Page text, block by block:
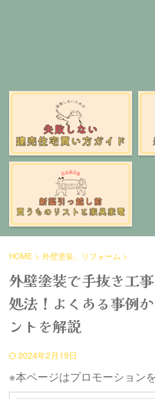
HOME > 外壁塗装、リフォーム >
外壁塗装で手抜き工
処法！よくある事例
ントを解説
2024年2月19日
※本ページはプロモーション